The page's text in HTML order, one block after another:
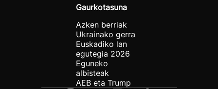
Gaurkotasuna
Azken berriak
Ukrainako gerra
Euskadiko lan
egutegia 2026
Eguneko
albisteak
AEB eta Trump